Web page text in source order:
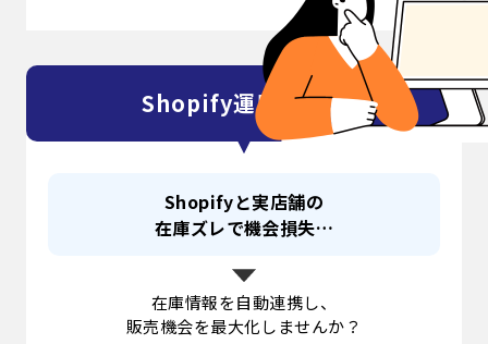
Shopify運用の悩み
Shopifyと実店舗の
在庫ズレで機会損失…
在庫情報を自動連携し、
販売機会を最大化しませんか？